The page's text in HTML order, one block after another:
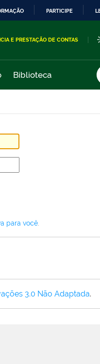
PARTICIPE
E PRESTAÇÃO DE CONTAS
Biblioteca
para você
3.0 Não Adaptada.